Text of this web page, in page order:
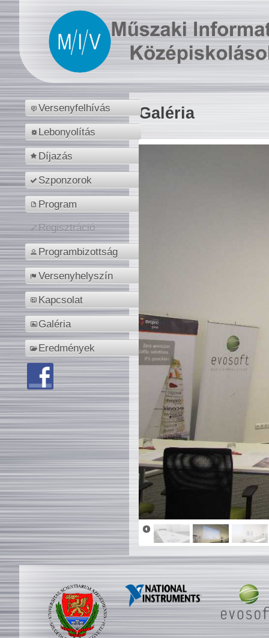
Versenyfelhívás
Lebonyolítás
Díjazás
Szponzorok
Program
Regisztráció
Programbizottság
Versenyhelyszín
Kapcsolat
Galéria
Eredmények
Galéria